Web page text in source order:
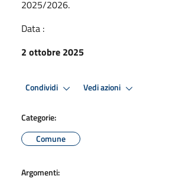
2025/2026.
Data :
2 ottobre 2025
Condividi Vedi azioni
Categorie:
Comune
Argomenti: